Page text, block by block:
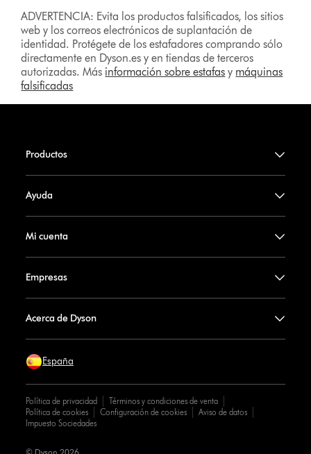
ADVERTENCIA: Evita los productos falsificados, los sitios
web y los correos electrónicos de suplantación de
identidad. Protégete de los estafadores comprando sólo
directamente en Dyson.es y en tiendas de terceros
autorizadas. Más información sobre estafas y máquinas
falsificadas
Productos
Ayuda
Mi cuenta
Empresas
Acerca de Dyson
España
Política de privacidad
Términos y condiciones de venta
Política de cookies
Configuración de cookies
Aviso de datos
Impuesto Sociedades